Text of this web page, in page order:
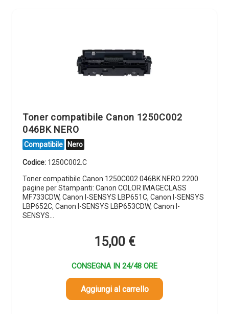
Toner compatibile Canon 1250C002
046BK NERO
Compatibile Nero
Codice: 1250C002.C
Toner compatibile Canon 1250C002 046BK NERO 2200
pagine per Stampanti: Canon COLOR IMAGECLASS
MF733CDW, Canon I-SENSYS LBP651C, Canon I-SENSYS
LBP652C, Canon I-SENSYS LBP653CDW, Canon I-
SENSYS…
15,00 €
CONSEGNA IN 24/48 ORE
Aggiungi al carrello